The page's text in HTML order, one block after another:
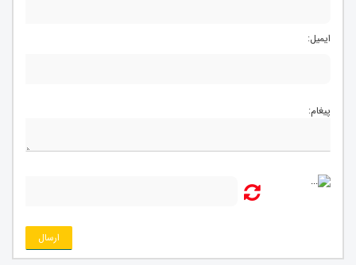
ایمیل:
پیغام:
ارسال